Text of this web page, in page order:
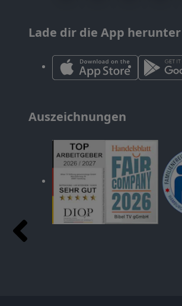
Lade dir die App herunter
Auszeichnungen